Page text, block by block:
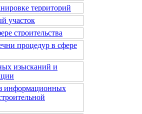
территорий
участок
строительства
процедур в сфере
изысканий и
информационных